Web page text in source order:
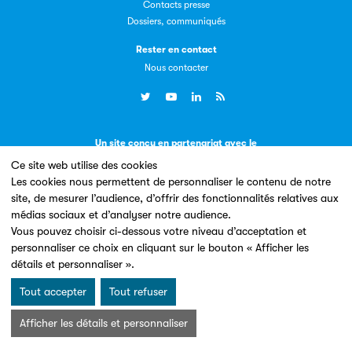
Ce site web utilise des cookies
Les cookies nous permettent de personnaliser le contenu de notre
site, de mesurer l’audience, d’offrir des fonctionnalités relatives aux
médias sociaux et d’analyser notre audience.
Vous pouvez choisir ci-dessous votre niveau d’acceptation et
personnaliser ce choix en cliquant sur le bouton « Afficher les
détails et personnaliser ».
Tout accepter Tout refuser
Afficher les détails et personnaliser
Contacts presse
Dossiers, communiqués
Rester en contact
Nous contacter
Un site conçu en partenariat avec le
Mentions légales & Conditions d’utilisation
Données personnelles
© Les Éditeurs d’Éducation - SNE 2026
La plateforme LivrEmploi regroupe toutes les offres
d’emploi à pourvoir dans le secteur de l'édition.
Clic.EDIt
Clic.EDIt, pour faciliter les échanges informatisés entre
tous les acteurs de la filière de la fabrication de livres.